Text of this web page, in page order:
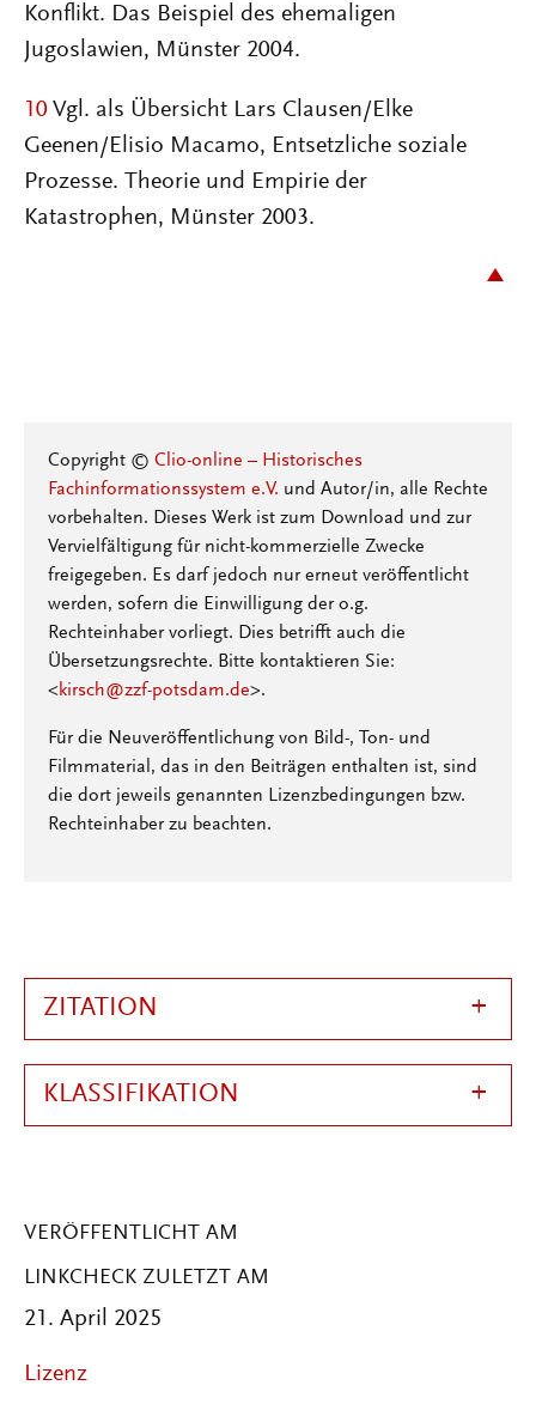
Konflikt. Das Beispiel des ehemaligen
Jugoslawien, Münster 2004.
10 Vgl. als Übersicht Lars Clausen/Elke
Geenen/Elisio Macamo, Entsetzliche soziale
Prozesse. Theorie und Empirie der
Katastrophen, Münster 2003.
Copyright © Clio-online – Historisches
Fachinformationssystem e.V. und Autor/in, alle Rechte
vorbehalten. Dieses Werk ist zum Download und zur
Vervielfältigung für nicht-kommerzielle Zwecke
freigegeben. Es darf jedoch nur erneut veröffentlicht
werden, sofern die Einwilligung der o.g.
Rechteinhaber vorliegt. Dies betrifft auch die
Übersetzungsrechte. Bitte kontaktieren Sie:
<kirsch@zzf-potsdam.de>.
Für die Neuveröffentlichung von Bild-, Ton- und
Filmmaterial, das in den Beiträgen enthalten ist, sind
die dort jeweils genannten Lizenzbedingungen bzw.
Rechteinhaber zu beachten.
ZITATION
KLASSIFIKATION
VERÖFFENTLICHT AM
LINKCHECK ZULETZT AM
21. April 2025
Lizenz